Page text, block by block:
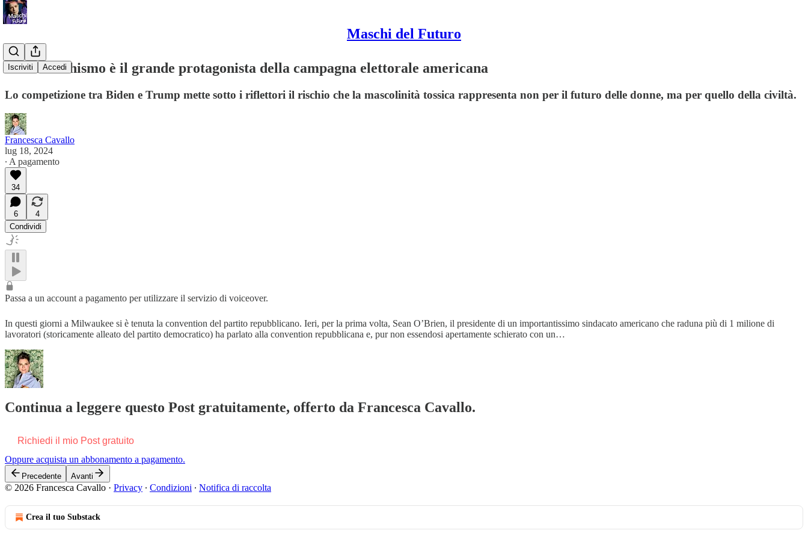
Maschi del Futuro
Iscriviti Accedi
#29 Il machismo è il grande protagonista della campagna elettorale americana
Lo competizione tra Biden e Trump mette sotto i riflettori il rischio che la mascolinità tossica rappresenta non per il futuro delle donne, ma per quello della civiltà.
Francesca Cavallo
lug 18, 2024
∙ A pagamento
34
6
4
Condividi
Passa a un account a pagamento per utilizzare il servizio di voiceover.
In questi giorni a Milwaukee si è tenuta la convention del partito repubblicano. Ieri, per la prima volta, Sean O’Brien, il presidente di un importantissimo sindacato americano che raduna più di 1 milione di
lavoratori (storicamente alleato del partito democratico) ha parlato alla convention repubblicana e, pur non essendosi apertamente schierato con un…
Continua a leggere questo Post gratuitamente, offerto da Francesca Cavallo.
Richiedi il mio Post gratuito
Oppure acquista un abbonamento a pagamento.
Precedente Avanti
© 2026 Francesca Cavallo · Privacy ∙ Condizioni ∙ Notifica di raccolta
Crea il tuo Substack